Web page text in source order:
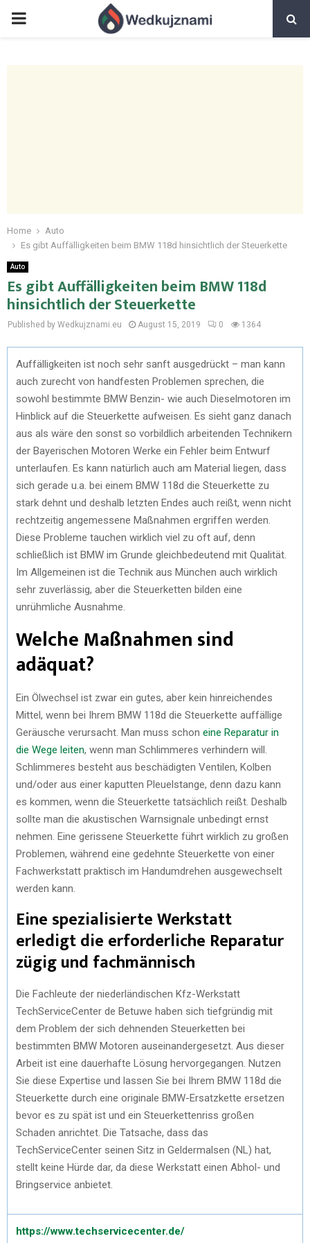
PRIMARY
Home
Auto
Es gibt Auffälligkeiten beim BMW 118d hinsichtlich der Steuerkette
Auto
Es gibt Auffälligkeiten beim BMW 118d
hinsichtlich der Steuerkette
Published by Wedkujznami.eu August 15, 2019 0 1364
Auffälligkeiten ist noch sehr sanft ausgedrückt – man kann
auch zurecht von handfesten Problemen sprechen, die
sowohl bestimmte BMW Benzin- wie auch Dieselmotoren im
Hinblick auf die Steuerkette aufweisen. Es sieht ganz danach
aus als wäre den sonst so vorbildlich arbeitenden Technikern
der Bayerischen Motoren Werke ein Fehler beim Entwurf
unterlaufen. Es kann natürlich auch am Material liegen, dass
sich gerade u.a. bei einem BMW 118d die Steuerkette zu
stark dehnt und deshalb letzten Endes auch reißt, wenn nicht
rechtzeitig angemessene Maßnahmen ergriffen werden.
Diese Probleme tauchen wirklich viel zu oft auf, denn
schließlich ist BMW im Grunde gleichbedeutend mit Qualität.
Im Allgemeinen ist die Technik aus München auch wirklich
sehr zuverlässig, aber die Steuerketten bilden eine
unrühmliche Ausnahme.
Welche Maßnahmen sind
adäquat?
Ein Ölwechsel ist zwar ein gutes, aber kein hinreichendes
Mittel, wenn bei Ihrem BMW 118d die Steuerkette auffällige
Geräusche verursacht. Man muss schon eine Reparatur in
die Wege leiten, wenn man Schlimmeres verhindern will.
Schlimmeres besteht aus beschädigten Ventilen, Kolben
und/oder aus einer kaputten Pleuelstange, denn dazu kann
es kommen, wenn die Steuerkette tatsächlich reißt. Deshalb
sollte man die akustischen Warnsignale unbedingt ernst
nehmen. Eine gerissene Steuerkette führt wirklich zu großen
Problemen, während eine gedehnte Steuerkette von einer
Fachwerkstatt praktisch im Handumdrehen ausgewechselt
werden kann.
Eine spezialisierte Werkstatt
erledigt die erforderliche Reparatur
zügig und fachmännisch
Die Fachleute der niederländischen Kfz-Werkstatt
TechServiceCenter de Betuwe haben sich tiefgründig mit
dem Problem der sich dehnenden Steuerketten bei
bestimmten BMW Motoren auseinandergesetzt. Aus dieser
Arbeit ist eine dauerhafte Lösung hervorgegangen. Nutzen
Sie diese Expertise und lassen Sie bei Ihrem BMW 118d die
Steuerkette durch eine originale BMW-Ersatzkette ersetzen
bevor es zu spät ist und ein Steuerkettenriss großen
Schaden anrichtet. Die Tatsache, dass das
TechServiceCenter seinen Sitz in Geldermalsen (NL) hat,
stellt keine Hürde dar, da diese Werkstatt einen Abhol- und
Bringservice anbietet.
https://www.techservicecenter.de/